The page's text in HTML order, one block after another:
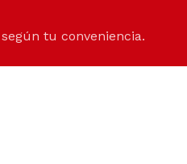
tu conveniencia.